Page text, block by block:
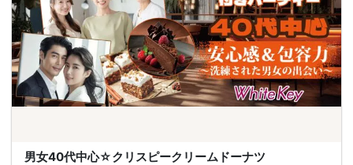
男女40代中心☆クリスピークリームドーナツ